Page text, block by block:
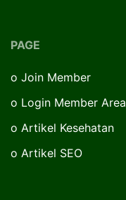
PAGE
o Join Member
o Login Member Area
o Artikel Kesehatan
o Artikel SEO